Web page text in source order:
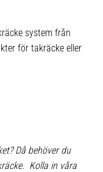
system från
för takräcke eller
Då behöver du
Kolla in våra